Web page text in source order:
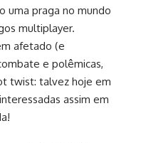
uma praga no mundo
multiplayer.
afetado (e
e polêmicas,
twist: talvez hoje em
assim em